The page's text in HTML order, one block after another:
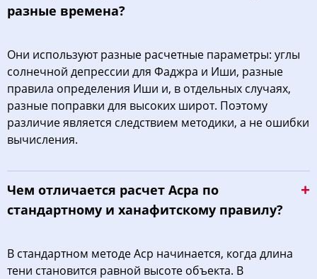
разные времена?
Они используют разные расчетные параметры: углы
солнечной депрессии для Фаджра и Иши, разные
правила определения Иши и, в отдельных случаях,
разные поправки для высоких широт. Поэтому
различие является следствием методики, а не ошибки
вычисления.
Чем отличается расчет Асра по
стандартному и ханафитскому правилу?
В стандартном методе Аср начинается, когда длина
тени становится равной высоте объекта. В